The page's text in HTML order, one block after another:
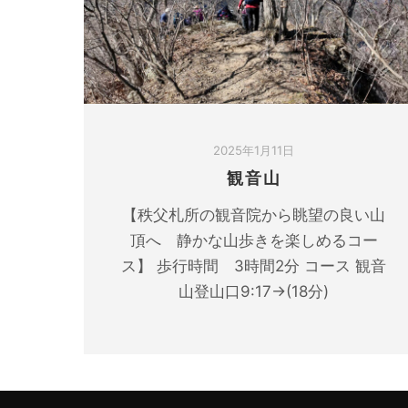
2025年1月11日
観音山
【秩父札所の観音院から眺望の良い山
頂へ 静かな山歩きを楽しめるコー
ス】 歩行時間 3時間2分 コース 観音
山登山口9:17→(18分)